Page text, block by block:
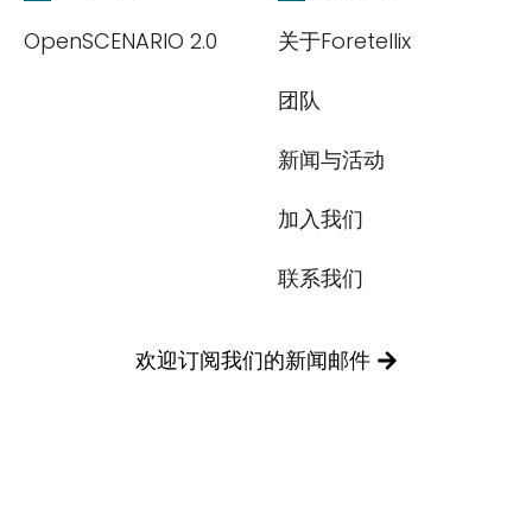
OpenSCENARIO 2.0
关于Foretellix
团队
新闻与活动
加入我们
联系我们
欢迎订阅我们的新闻邮件
司产品内容与服务。您可以随时选择退订。若要理解更多，